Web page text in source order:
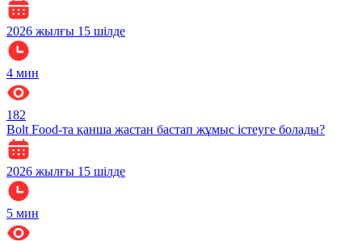
2026 жылғы 15 шілде
4 мин
182
Bolt Food-та қанша жастан бастап жұмыс істеуге болады?
2026 жылғы 15 шілде
5 мин